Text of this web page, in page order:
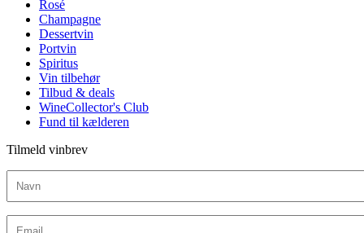
Rosé
Champagne
Dessertvin
Portvin
Spiritus
Vin tilbehør
Tilbud & deals
WineCollector's Club
Fund til kælderen
Tilmeld vinbrev